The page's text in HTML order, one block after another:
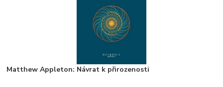
Matthew Appleton: Návrat k přirozenosti